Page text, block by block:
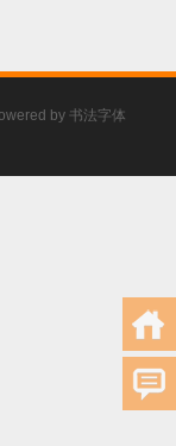
by 书法字体